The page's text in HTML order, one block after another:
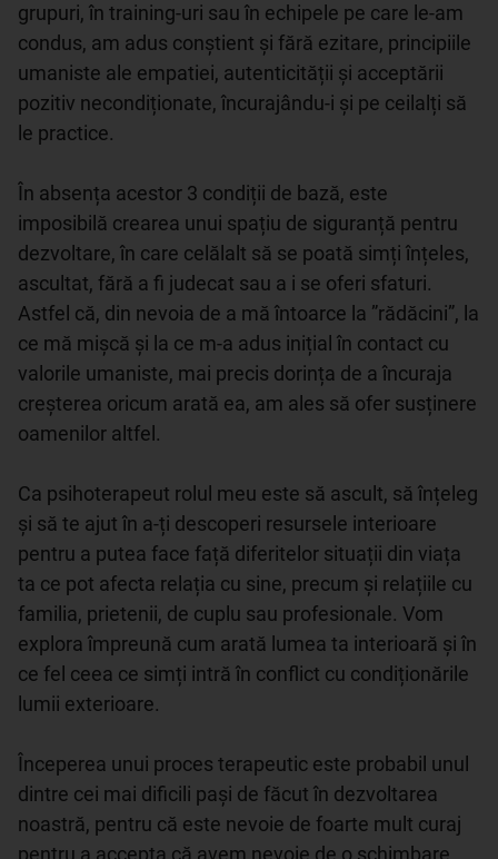
grupuri, în training-uri sau în echipele pe care le-am
condus, am adus conștient și fără ezitare, principiile
umaniste ale empatiei, autenticității și acceptării
pozitiv necondiționate, încurajându-i și pe ceilalți să
le practice.
În absența acestor 3 condiții de bază, este
imposibilă crearea unui spațiu de siguranță pentru
dezvoltare, în care celălalt să se poată simți înțeles,
ascultat, fără a fi judecat sau a i se oferi sfaturi.
Astfel că, din nevoia de a mă întoarce la ”rădăcini”, la
ce mă mișcă și la ce m-a adus inițial în contact cu
valorile umaniste, mai precis dorința de a încuraja
creșterea oricum arată ea, am ales să ofer susținere
oamenilor altfel.
Ca psihoterapeut rolul meu este să ascult, să înțeleg
și să te ajut în a-ți descoperi resursele interioare
pentru a putea face față diferitelor situații din viața
ta ce pot afecta relația cu sine, precum și relațiile cu
familia, prietenii, de cuplu sau profesionale. Vom
explora împreună cum arată lumea ta interioară și în
ce fel ceea ce simți intră în conflict cu condiționările
lumii exterioare.
Începerea unui proces terapeutic este probabil unul
dintre cei mai dificili pași de făcut în dezvoltarea
noastră, pentru că este nevoie de foarte mult curaj
pentru a accepta că avem nevoie de o schimbare.